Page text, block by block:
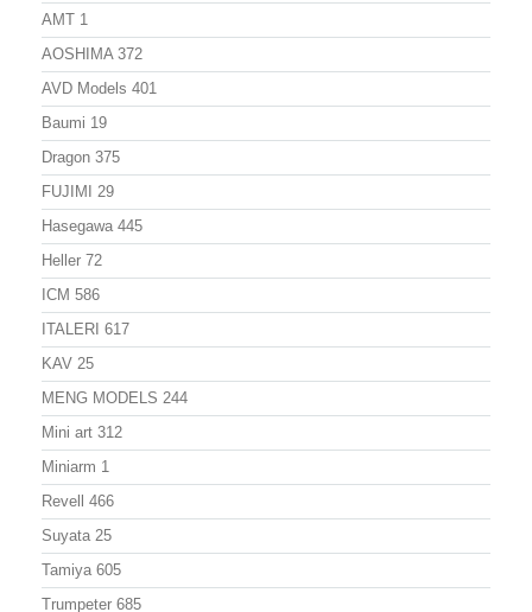
AMT 1
AOSHIMA 372
AVD Models 401
Baumi 19
Dragon 375
FUJIMI 29
Hasegawa 445
Heller 72
ICM 586
ITALERI 617
KAV 25
MENG MODELS 244
Mini art 312
Miniarm 1
Revell 466
Suyata 25
Tamiya 605
Trumpeter 685